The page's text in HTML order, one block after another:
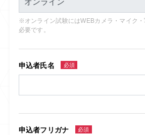
※オンライン試験にはWEBカメラ・マイク
必要です。
申込者氏名 必須
申込者フリガナ 必須